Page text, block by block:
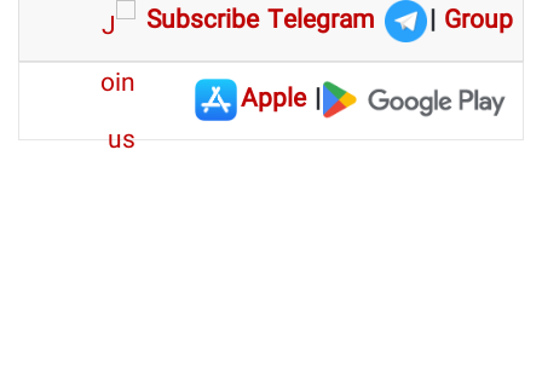
Subscribe Telegram
| Group
|
Apple